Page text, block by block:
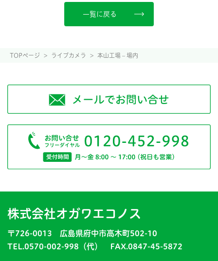
一覧に戻る
TOPページ > ライブカメラ > 本山工場 – 場内
株式会社オガワエコノス
〒726-0013 広島県府中市高木町502-10
TEL.0570-002-998（代） FAX.0847-45-5872